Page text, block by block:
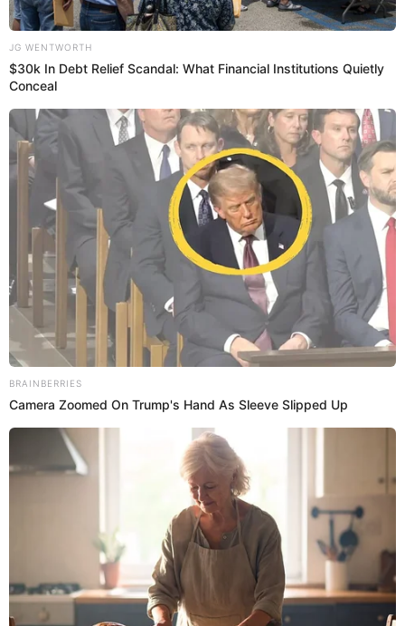
integrantes creen que terminará en un encuentro.
23:44
Leslie con Andrés
Leslie y Andrés
se unen al juego y son la primera
pareja en tener contacto físico, Andrés le besa el
cuello y se pone intenso el ambiente.
23:41 14/2/2023
Se arman las parejas en un
picante juego
Todos los integrante tendrán un compañero en un
picante juego que podría terminar mal.
23:38
Se anuncia un nuevo juego en la
Todos los integrantes observan la carta misteriosa
que aparece frente a la piscina. Todos los integrantes
tendrán que jugar y darse besos donde coreesponda.